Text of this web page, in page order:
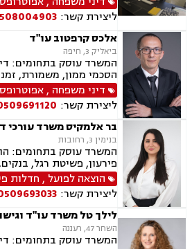
אישי, תיאום הורי, זמני
מתנה, ידועים בציבור,
כוח מתמשך, הוצאה
מסחריות, דיני חוזים,
דירה, עסקאות מכר יד
דיני חברות, ליטיגציה
עמותות
ליצירת קשר:
אלכס קרפטוב עו"ד
ביאליק 3, חיפה
המשרד עוסק בתחומים:
הסכמי ממון, משמורת,
אזרחיים, חלוקת רכוש,
ניכור הורי, ירושות
דיני משפחה ,
ליצירת קשר:
בר אלמקיס משרד עורכי
בנימין 3, רחובות
המשרד עוסק בתחומים:
פירעון, פשיטת רגל,
חוב, דיני משפחה, גישור
הסכמי ממון, מזונות,
זמני שהות, ניכור הורי
הוצאה לפועל , חדלות
ליצירת קשר:
לילך טל משרד עו"ד
השחר 47, רעננה
המשרד עוסק בתחומים: